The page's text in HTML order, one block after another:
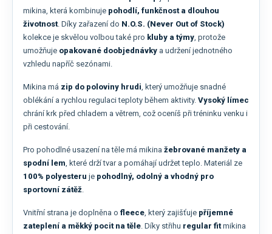
mikina, která kombinuje pohodlí, funkčnost a dlouhou
životnost. Díky zařazení do N.O.S. (Never Out of Stock)
kolekce je skvělou volbou také pro kluby a týmy, protože
umožňuje opakované doobjednávky a udržení jednotného
vzhledu napříč sezónami.
Mikina má zip do poloviny hrudi, který umožňuje snadné
oblékání a rychlou regulaci teploty během aktivity. Vysoký límec
chrání krk před chladem a větrem, což oceníš při tréninku venku i
při cestování.
Pro pohodlné usazení na těle má mikina žebrované manžety a
spodní lem, které drží tvar a pomáhají udržet teplo. Materiál ze
100% polyesteru je pohodlný, odolný a vhodný pro
sportovní zátěž.
Vnitřní strana je doplněna o fleece, který zajišťuje příjemné
zateplení a měkký pocit na těle. Díky střihu regular fitmikina